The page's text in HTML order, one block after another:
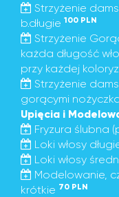
Strzyżenie
b.długie 100 PLN
Strzyżenie
każda długość
przy każdej
Strzyżenie
gorącymi
Upięcia i
Fryzura ślubna
Loki włosy
Loki włosy
Modelowanie,
krótkie 70 PLN